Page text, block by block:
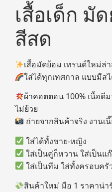
เสื้อเด็ก มั
สีสด
เสื้อมัดย้อม เทรนด์ใหม่ล่
ใส่ได้ทุกเทศกาล แบบมีส
ผ้าคอตตอน 100% เนื้อดี
ไม่ย้วย
ถ่ายจากสินค้าจริง งานเ
ใส่ได้ทั้งชาย-หญิง
ใส่เป็นคู่ก็หวาน ใส่เป็นแ
ใส่เป็นทีม ใส่ทั้งครอบค
สินค้าใหม่ มือ 1 ราคาน่า